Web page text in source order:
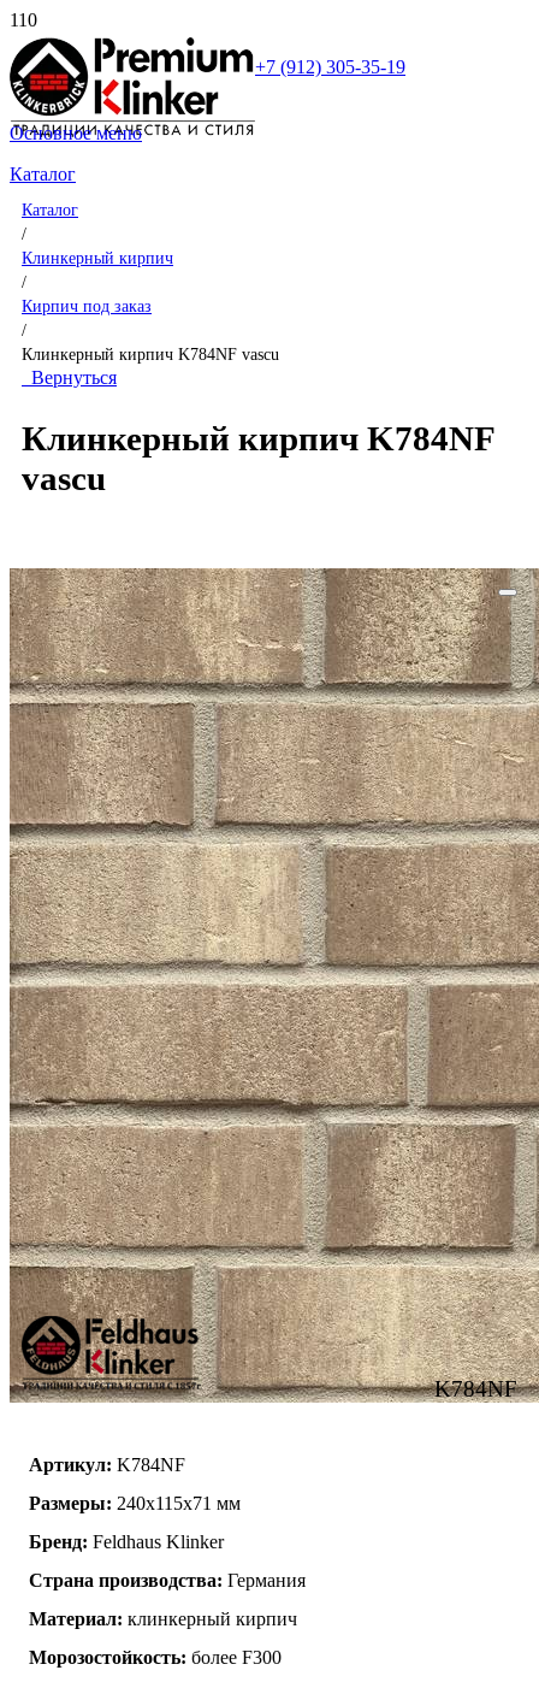
+7 (912) 305-35-19
Основное меню
Каталог
Каталог
/
Клинкерный кирпич
/
Кирпич под заказ
/
Клинкерный кирпич K784NF vascu
Вернуться
Клинкерный кирпич K784NF
vascu
K784NF
Артикул: K784NF
Размеры: 240х115х71 мм
Бренд: Feldhaus Klinker
Страна производства: Германия
Материал: клинкерный кирпич
Морозостойкость: более F300